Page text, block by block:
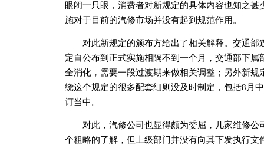
眼闭一只眼，消费者对新规定的具体内容也知之
施对于目前的汽修市场并没有起到规范作用。
对此新规定的颁布方给出了相关解释。交通部
定自公布到正式实施相隔不到一个月，交通部下
全消化，需要一段过渡期来做相关调整；另外新
绕这个规定的很多配套细则没及时制定，包括8月
订当中。
对此，汽修公司也显得颇为委屈，几家维修公
个粗略的了解，但上级部门并没有向其下发执行